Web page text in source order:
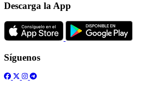
Descarga la App
Síguenos